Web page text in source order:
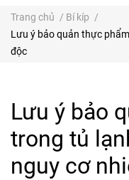
Trang chủ / Bí kíp /
Lưu ý bảo quản thực
độc
Lưu ý bảo
trong tủ
nguy cơ